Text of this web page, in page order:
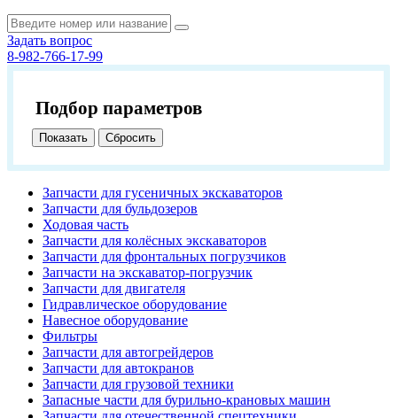
Задать вопрос
8-982-766-17-99
Подбор параметров
Запчасти для гусеничных экскаваторов
Запчасти для бульдозеров
Ходовая часть
Запчасти для колёсных экскаваторов
Запчасти для фронтальных погрузчиков
Запчасти на экскаватор-погрузчик
Запчасти для двигателя
Гидравлическое оборудование
Навесное оборудование
Фильтры
Запчасти для автогрейдеров
Запчасти для автокранов
Запчасти для грузовой техники
Запасные части для бурильно-крановых машин